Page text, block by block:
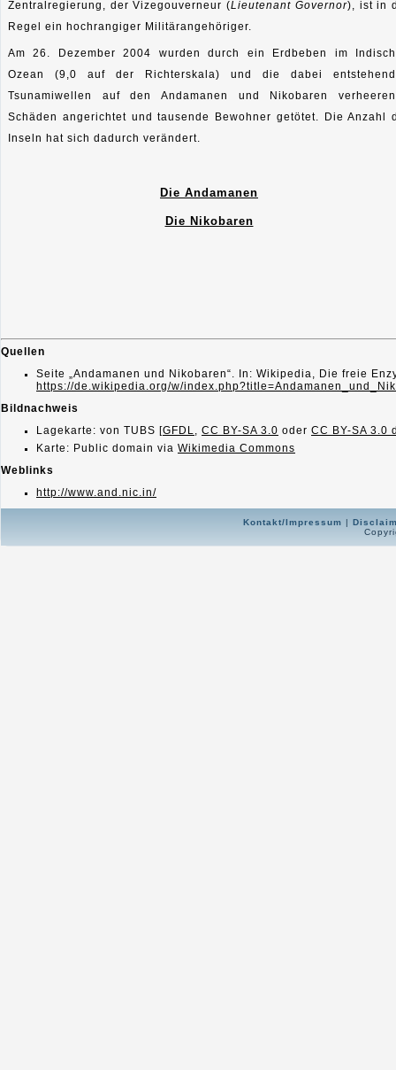
Zentralregierung, der Vizegouverneur (Lieutenant Governor), ist in
Regel ein hochrangiger Militärangehöriger.
Am 26. Dezember 2004 wurden durch ein Erdbeben im
Ozean (9,0 auf der Richterskala) und die dabei
Tsunamiwellen auf den Andamanen und Nikobaren
Schäden angerichtet und tausende Bewohner getötet. Die Anzahl
Inseln hat sich dadurch verändert.
Die Andamanen
Die Nikobaren
Quellen
Seite „Andamanen und Nikobaren“. In: Wikipedia, Die freie
https://de.wikipedia.org/w/
Bildnachweis
Lagekarte: von TUBS [GFDL CC BY-SA 3.0 oder CC BY-SA 3.0
Karte: Public domain via Wikimedia Commons
Weblinks
http://www.and.nic.in/
Kontakt/Impressum |